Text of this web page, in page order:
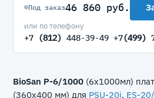
Под заказ46 860 руб.
или по телефону
+7 (812) 448-39-49 +7(499)
BioSan P-6/1000 (6x1000мл)
(360x400 мм) для PSU-20i, ЕS-